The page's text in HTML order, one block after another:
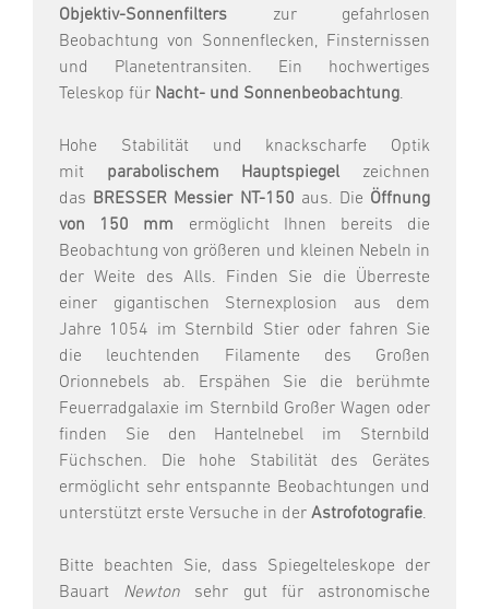
Objektiv-Sonnenfilters zur gefahrlosen
Beobachtung von Sonnenflecken, Finsternissen
und Planetentransiten. Ein hochwertiges
Teleskop für Nacht- und Sonnenbeobachtung.
Hohe Stabilität und knackscharfe Optik
mit parabolischem Hauptspiegel zeichnen
das BRESSER Messier NT-150 aus. Die Öffnung
von 150 mm ermöglicht Ihnen bereits die
Beobachtung von größeren und kleinen Nebeln in
der Weite des Alls. Finden Sie die Überreste
einer gigantischen Sternexplosion aus dem
Jahre 1054 im Sternbild Stier oder fahren Sie
die leuchtenden Filamente des Großen
Orionnebels ab. Erspähen Sie die berühmte
Feuerradgalaxie im Sternbild Großer Wagen oder
finden Sie den Hantelnebel im Sternbild
Füchschen. Die hohe Stabilität des Gerätes
ermöglicht sehr entspannte Beobachtungen und
unterstützt erste Versuche in der Astrofotografie.
Bitte beachten Sie, dass Spiegelteleskope der
Bauart Newton sehr gut für astronomische